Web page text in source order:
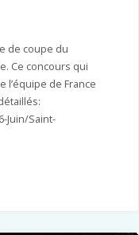
de coupe du
Ce concours qui
l’équipe de France
Juin/Saint-